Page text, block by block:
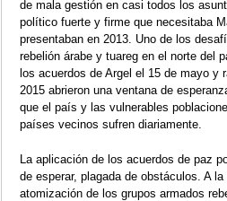
de mala gestión en casi todos los
político fuerte y firme que necesitaba
presentaban en 2013. Uno de los
rebelión árabe y tuareg en el norte del
los acuerdos de Argel el 15 de mayo
2015 abrieron una ventana de
que el país y las vulnerables
países vecinos sufren diariamente.
La aplicación de los acuerdos de paz
de esperar, plagada de obstáculos. A
atomización de los grupos armados